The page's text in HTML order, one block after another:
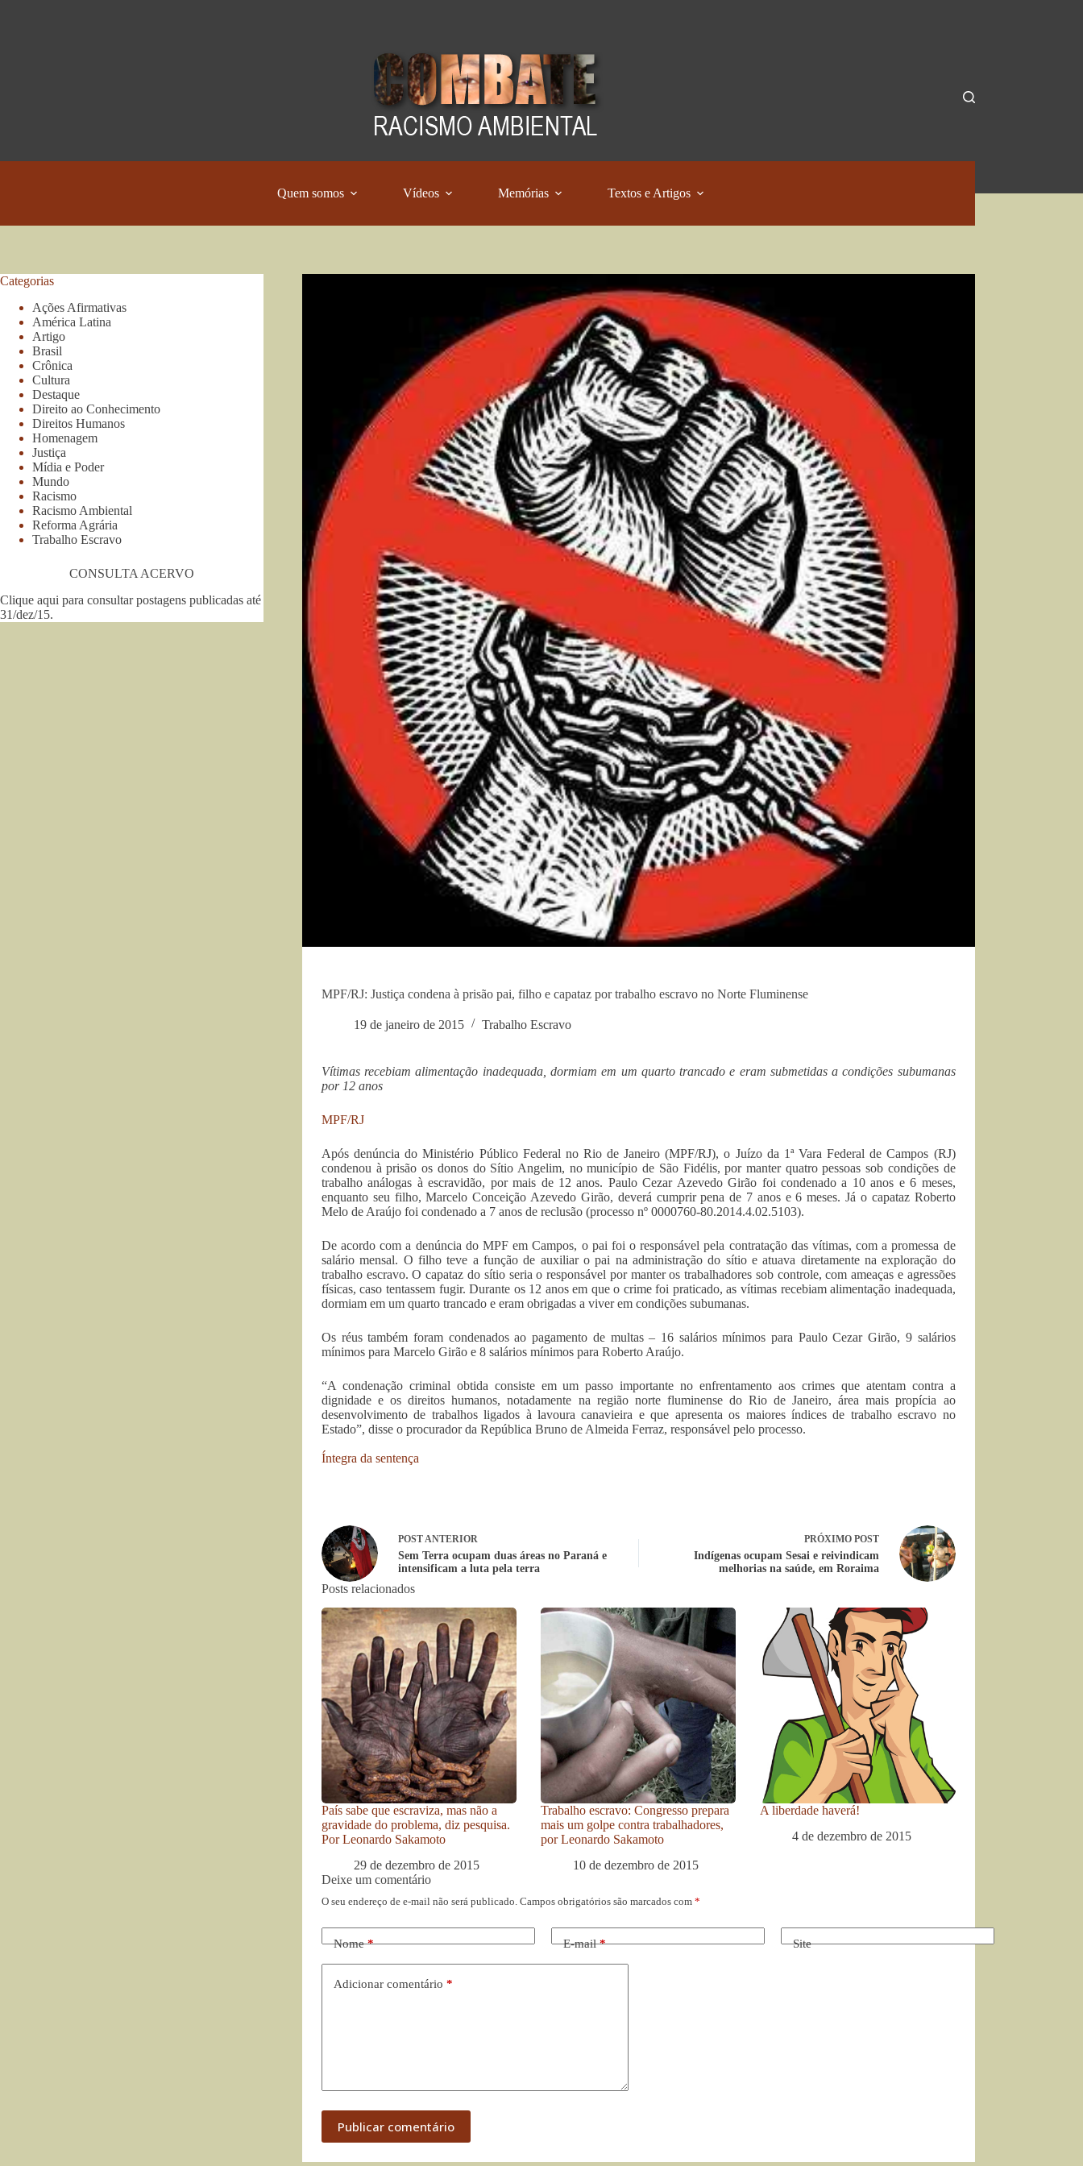
Quem somos Vídeos Memórias Textos e Artigos
MPF/RJ: Justiça condena à prisão pai, filho e capataz por trabalho escravo no Norte Fluminense
19 de janeiro de 2015 Trabalho Escravo
Vítimas recebiam alimentação inadequada, dormiam em um quarto trancado e eram submetidas a condições subumanas
por 12 anos
MPF/RJ
Após denúncia do Ministério Público Federal no Rio de Janeiro (MPF/RJ), o Juízo da 1ª Vara Federal de Campos (RJ)
condenou à prisão os donos do Sítio Angelim, no município de São Fidélis, por manter quatro pessoas sob condições de
trabalho análogas à escravidão, por mais de 12 anos. Paulo Cezar Azevedo Girão foi condenado a 10 anos e 6 meses,
enquanto seu filho, Marcelo Conceição Azevedo Girão, deverá cumprir pena de 7 anos e 6 meses. Já o capataz Roberto
Melo de Araújo foi condenado a 7 anos de reclusão (processo nº 0000760-80.2014.4.02.5103).
De acordo com a denúncia do MPF em Campos, o pai foi o responsável pela contratação das vítimas, com a promessa de
salário mensal. O filho teve a função de auxiliar o pai na administração do sítio e atuava diretamente na exploração do
trabalho escravo. O capataz do sítio seria o responsável por manter os trabalhadores sob controle, com ameaças e agressões
físicas, caso tentassem fugir. Durante os 12 anos em que o crime foi praticado, as vítimas recebiam alimentação inadequada,
dormiam em um quarto trancado e eram obrigadas a viver em condições subumanas.
Os réus também foram condenados ao pagamento de multas – 16 salários mínimos para Paulo Cezar Girão, 9 salários
mínimos para Marcelo Girão e 8 salários mínimos para Roberto Araújo.
“A condenação criminal obtida consiste em um passo importante no enfrentamento aos crimes que atentam contra a
dignidade e os direitos humanos, notadamente na região norte fluminense do Rio de Janeiro, área mais propícia ao
desenvolvimento de trabalhos ligados à lavoura canavieira e que apresenta os maiores índices de trabalho escravo no
Estado”, disse o procurador da República Bruno de Almeida Ferraz, responsável pelo processo.
Íntegra da sentença
POSTANTERIOR
Sem Terra ocupam duas áreas no Paraná e
intensificam a luta pela terra
PRÓXIMO POST
Indígenas ocupam Sesai e reivindicam
melhorias na saúde, em Roraima
Posts relacionados
País sabe que escraviza, mas não a
gravidade do problema, diz pesquisa.
Por Leonardo Sakamoto
29 de dezembro de 2015
Trabalho escravo: Congresso prepara
mais um golpe contra trabalhadores,
por Leonardo Sakamoto
10 de dezembro de 2015
A liberdade haverá!
4 de dezembro de 2015
Deixe um comentário
O seu endereço de e-mail não será publicado. Campos obrigatórios são marcados com *
Nome* E-mail* Site
Adicionar comentário *
Publicar comentário
Categorias
Ações Afirmativas
América Latina
Artigo
Brasil
Crônica
Cultura
Destaque
Direito ao Conhecimento
Direitos Humanos
Homenagem
Justiça
Mídia e Poder
Mundo
Racismo
Racismo Ambiental
Reforma Agrária
Trabalho Escravo
CONSULTA ACERVO
Clique aqui para consultar postagens publicadas até
31/dez/15.